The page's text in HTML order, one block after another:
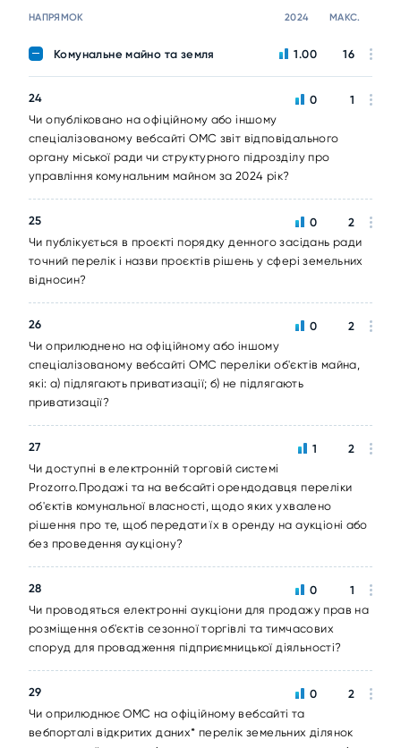
НАПРЯМОК 2024 МАКС.
Комунальне майно та земля 1.00 16
24
Чи опубліковано на офіційному або іншому
спеціалізованому вебсайті ОМС звіт відповідального
органу міської ради чи структурного підрозділу про
управління комунальним майном за 2024 рік?
0 1
25
Чи публікується в проєкті порядку денного засідань ради
точний перелік і назви проєктів рішень у сфері земельних
відносин?
0 2
26
Чи оприлюднено на офіційному або іншому
спеціалізованому вебсайті ОМС переліки об'єктів майна,
які: а) підлягають приватизації; б) не підлягають
приватизації?
0 2
27
Чи доступні в електронній торговій системі
Prozorro.Продажі та на вебсайті орендодавця переліки
об'єктів комунальної власності, щодо яких ухвалено
рішення про те, щоб передати їх в оренду на аукціоні або
без проведення аукціону?
1 2
28
Чи проводяться електронні аукціони для продажу прав на
розміщення об'єктів сезонної торгівлі та тимчасових
споруд для провадження підприємницької діяльності?
0 1
29
Чи оприлюднює ОМС на офіційному вебсайті та
вебпорталі відкритих даних* перелік земельних ділянок
0 2